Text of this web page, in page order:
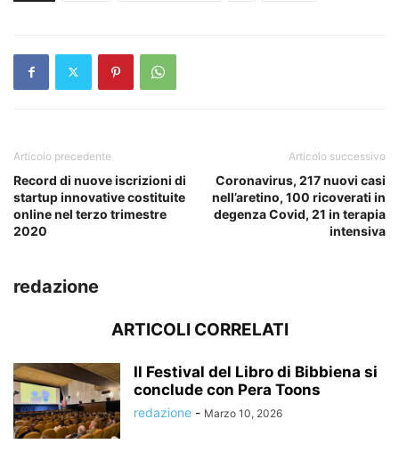
Articolo precedente
Record di nuove iscrizioni di
startup innovative costituite
online nel terzo trimestre
2020
Articolo successivo
Coronavirus, 217 nuovi casi
nell’aretino, 100 ricoverati in
degenza Covid, 21 in terapia
intensiva
redazione
ARTICOLI CORRELATI
Il Festival del Libro di Bibbiena si
conclude con Pera Toons
redazione - Marzo 10, 2026